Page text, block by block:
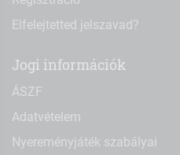
Elfelejtetted jelszavad?
Jogi információk
ÁSZF
Adatvételem
Nyereményjáték szabályai